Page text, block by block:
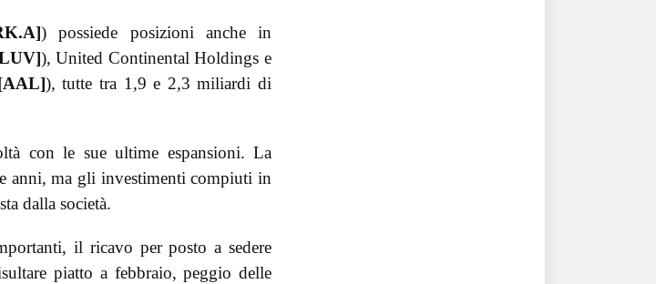
) possiede posizioni anche in
), United Continental Holdings e
), tutte tra 1,9 e 2,3 miliardi di
con le sue ultime espansioni. La
anni, ma gli investimenti compiuti in
dalla società.
il ricavo per posto a sedere
piatto a febbraio, peggio delle